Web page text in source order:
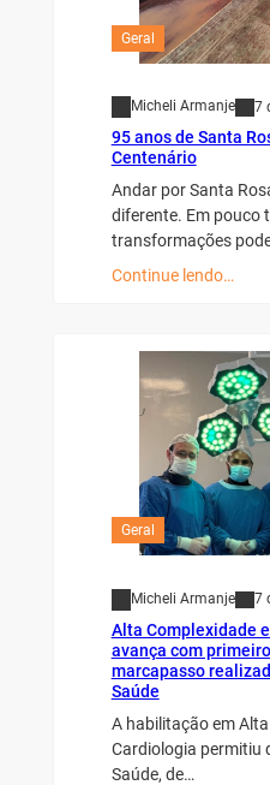
Geral
Micheli Armanje 7
95 anos de Santa
Centenário
Andar por Santa
diferente. Em pouco
transformações
Continue lendo…
Geral
Micheli Armanje 7
Alta Complexidade
avança com
marcapasso
Saúde
A habilitação em
Cardiologia permitiu
Saúde, de…